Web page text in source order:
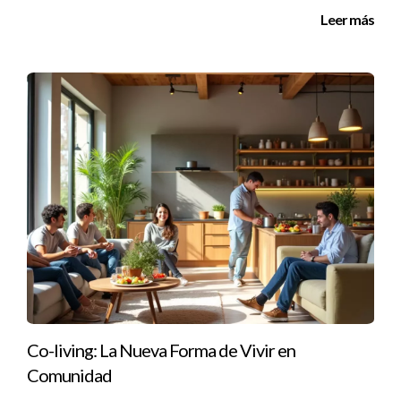
dependiendo del broker y su estructura interna.
¿Los brokers más grandes ofrecen mejores
programas?
No necesariamente. Algunos brokers pequeños pueden
ofrecer programas personalizados más efectivos que las
grandes corporaciones.
¿Es normal sentirme abrumado durante el
onboarding?
Sí, es común sentirse así al principio. Con tiempo y práctica, te
En resumen, elegir un broker inmobiliario adecuado es
Leer más
Co-living: La Nueva Forma de Vivir en
Comunidad